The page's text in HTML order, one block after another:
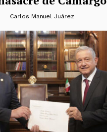
Carlos Manuel Juárez